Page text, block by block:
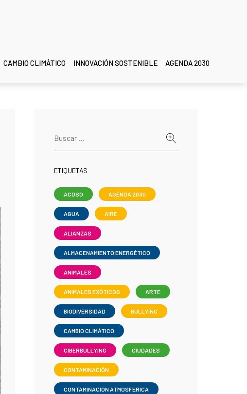
CAMBIO CLIMÁTICO INNOVACIÓN SOSTENIBLE AGENDA 2030
ETIQUETAS
ACOSO AGENDA 2030
AGUA AIRE
ALIANZAS
ALMACENAMIENTO ENERGÉTICO
ANIMALES
ANIMALES EXÓTICOS ARTE
BIODIVERSIDAD BULLYING
CAMBIO CLIMÁTICO
CIBERBULLYING CIUDADES
CONTAMINACIÓN
CONTAMINACIÓN ATMOSFÉRICA